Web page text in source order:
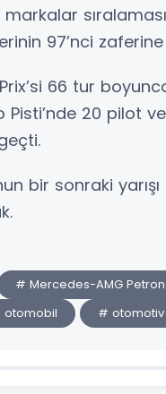
markalar
97’nci zaferine
66 tur
20 pilot ve
bir sonraki
# Mercedes-AMG
otomobil # otomotiv